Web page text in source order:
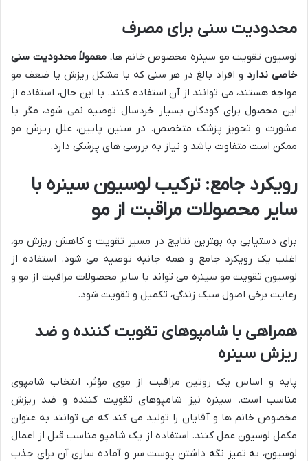
محدودیت سنی برای مصرف
لوسیون تقویت مو سینره مخصوص خانم ها، معمولاً محدودیت سنی
خاصی ندارد و افراد بالغ در هر سنی که با مشکل ریزش یا ضعف مو
مواجه هستند، می توانند از آن استفاده کنند. با این حال، استفاده از
این محصول برای کودکان بسیار خردسال توصیه نمی شود، مگر با
مشورت و تجویز پزشک متخصص. در سنین پایین، علل ریزش مو
ممکن است متفاوت باشد و نیاز به بررسی های پزشکی دارد.
رویکرد جامع: ترکیب لوسیون سینره با
سایر محصولات مراقبت از مو
برای دستیابی به بهترین نتایج در مسیر تقویت و کاهش ریزش مو،
اغلب یک رویکرد جامع و همه جانبه توصیه می شود. استفاده از
لوسیون تقویت مو سینره می تواند با سایر محصولات مراقبت از مو و
رعایت برخی اصول سبک زندگی، تکمیل و تقویت شود.
همراهی با شامپوهای تقویت کننده و ضد
ریزش سینره
پایه و اساس یک روتین مراقبت از موی مؤثر، انتخاب شامپوی
مناسب است. سینره نیز شامپوهای تقویت کننده و ضد ریزش
مخصوص خانم ها و آقایان را تولید می کند که می توانند به عنوان
مکمل لوسیون عمل کنند. استفاده از یک شامپو مناسب قبل از اعمال
لوسیون، به تمیز نگه داشتن پوست سر و آماده سازی آن برای جذب